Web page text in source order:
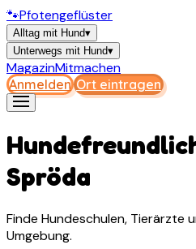
🐾Pfotengeflüster
Alltag mit Hund▾
Unterwegs mit Hund▾
MagazinMitmachen
Anmelden Ort eintragen
Spröda
Finde Hundeschulen, Tierärzte
Umgebung.